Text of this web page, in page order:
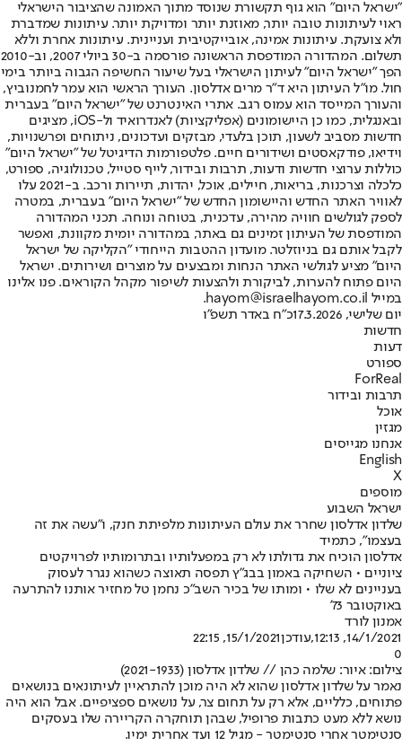
"ישראל היום" הוא גוף תקשורת שנוסד מתוך האמונה שהציבור הישראלי
ראוי לעיתונות טובה יותר, מאוזנת יותר ומדויקת יותר. עיתונות שמדברת
ולא צועקת. עיתונות אמינה, אובייקטיבית ועניינית. עיתונות אחרת וללא
תשלום. המהדורה המודפסת הראשונה פורסמה ב-30 ביולי 2007, וב-2010
הפך "ישראל היום" לעיתון הישראלי בעל שיעור החשיפה הגבוה ביותר בימי
חול. מו"ל העיתון היא ד"ר מרים אדלסון. העורך הראשי הוא עמר לחמנוביץ,
והעורך המייסד הוא עמוס רגב. אתרי האינטרנט של "ישראל היום" בעברית
ובאנגלית, כמו כן היישומונים (אפליקציות) לאנדרואיד ול-iOS, מציגים
חדשות מסביב לשעון, תוכן בלעדי, מבזקים ועדכונים, ניתוחים ופרשנויות,
וידיאו, פודקאסטים ושידורים חיים. פלטפורמות הדיגיטל של "ישראל היום"
כוללות ערוצי חדשות ודעות, תרבות ובידור, לייף סטייל, טכנולוגיה, ספורט,
כלכלה וצרכנות, בריאות, חיילים, אוכל, יהדות, תיירות ורכב. ב-2021 עלו
לאוויר האתר החדש והיישומון החדש של "ישראל היום" בעברית, במטרה
לספק לגולשים חוויה מהירה, עדכנית, בטוחה ונוחה. תכני המהדורה
המודפסת של העיתון זמינים גם באתר, במהדורה יומית מקוונת, ואפשר
לקבל אותם גם בניוזלטר. מועדון ההטבות הייחודי "הקליקה של ישראל
היום" מציע לגולשי האתר הנחות ומבצעים על מוצרים ושירותים. ישראל
היום פתוח להערות, לביקורת ולהצעות לשיפור מקהל הקוראים. פנו אלינו
במייל hayom@israelhayom.co.il.
יום שלישי, 17.3.2026
כ"ח באדר תשפ"ו
חדשות
דעות
ספורט
ForReal
תרבות ובידור
אוכל
מגזין
אנחנו מגייסים
English
X
מוספים
ישראל השבוע
שלדון אדלסון שחרר את עולם העיתונות מלפיתת חנק, ו"עשה את זה
בעצמו", כתמיד
אדלסון הוכיח את גדולתו לא רק במפעלותיו ובתרומותיו לפרויקטים
ציוניים • השחיקה באמון בבג"ץ תפסה תאוצה כשהוא נגרר לעסוק
בעניינים לא שלו • ומותו של בכיר השב"כ נחמן טל מחזיר אותנו להתרעה
באוקטובר 73'
אמנון לורד
14/1/2021, 12:13
,עודכן15/1/2021, 22:15
0
צילום: איור: שלמה כהן // שלדון אדלסון (2021-1933)
נאמר על שלדון אדלסון שהוא לא היה מוכן להתראיין לעיתונאים בנושאים
פתוחים, כלליים, אלא רק על תחום צר, על נושאים ספציפיים. אבל הוא היה
נושא ללא מעט כתבות פרופיל, שבהן תוחקרה הקריירה שלו בעסקים
סנטימטר אחרי סנטימטר - מגיל 12 ועד אחרית ימיו.